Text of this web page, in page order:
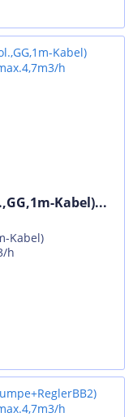
Kabel)...
Kabel)
h